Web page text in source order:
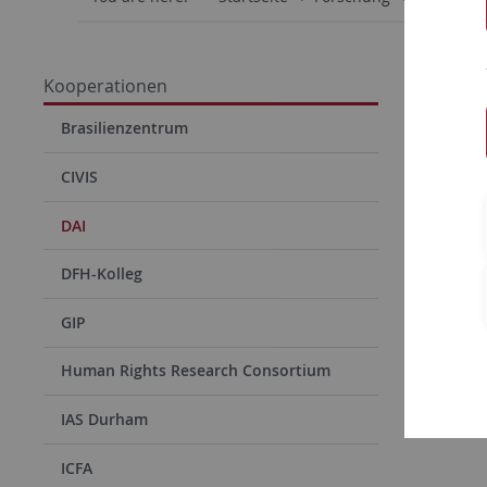
Kooperationen
Brasilienzentrum
CIVIS
DAI
DFH-Kolleg
GIP
Human Rights Research Consortium
IAS Durham
ICFA